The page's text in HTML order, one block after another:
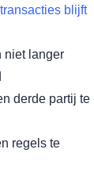
blijft
niet langer
derde partij te
regels te